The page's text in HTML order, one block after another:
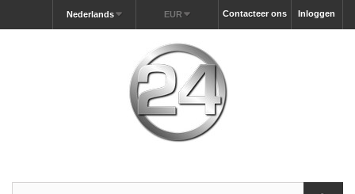
Inloggen
Contacteer ons
EUR
Nederlands